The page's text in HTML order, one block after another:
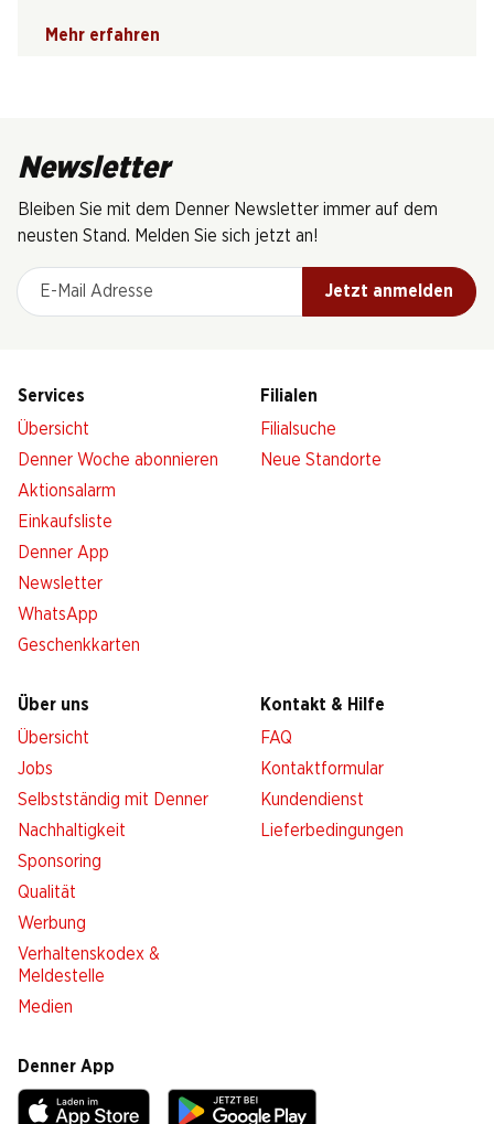
Mehr erfahren
Newsletter
Bleiben Sie mit dem Denner Newsletter immer auf dem
neusten Stand. Melden Sie sich jetzt an!
E-Mail Adresse
Jetzt anmelden
Services
Übersicht
Denner Woche abonnieren
Aktionsalarm
Einkaufsliste
Denner App
Newsletter
WhatsApp
Geschenkkarten
Filialen
Filialsuche
Neue Standorte
Über uns
Übersicht
Jobs
Selbstständig mit Denner
Nachhaltigkeit
Sponsoring
Qualität
Werbung
Verhaltenskodex &
Meldestelle
Medien
Kontakt & Hilfe
FAQ
Kontaktformular
Kundendienst
Lieferbedingungen
Denner App